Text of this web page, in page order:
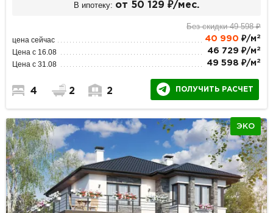
В ипотеку: от 50 129 ₽/мес.
Без скидки 49 598 ₽
цена сейчас 40 990 ₽/м 2
Цена с 16.08 46 729 ₽/м 2
Цена с 31.08 49 598 ₽/м 2
4 2 2 ПОЛУЧИТЬ РАСЧЕТ
ЭКО